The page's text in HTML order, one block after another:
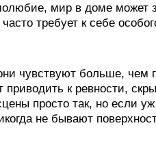
мир в доме может
требует к себе
чувствуют больше, чем
к ревности,
просто так, но если
не бывают